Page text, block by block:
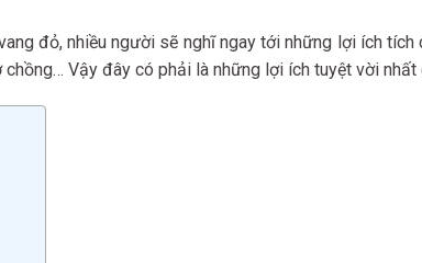
đỏ, nhiều người sẽ nghĩ ngay tới những lợi ích
Vậy đây có phải là những lợi ích tuyệt vời